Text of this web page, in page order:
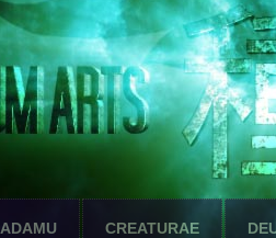
ADAMU CREATURAE